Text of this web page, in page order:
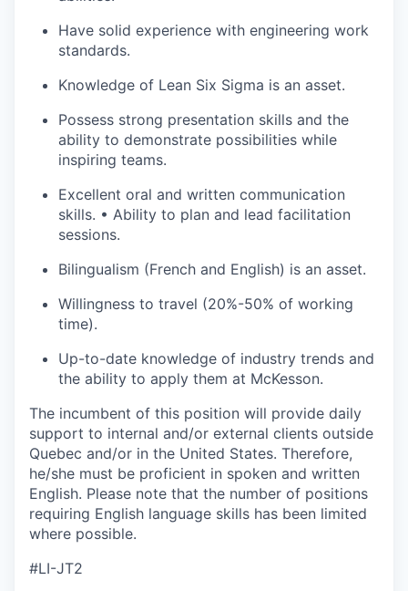
Have solid experience with engineering work
standards.
Knowledge of Lean Six Sigma is an asset.
Possess strong presentation skills and the
ability to demonstrate possibilities while
inspiring teams.
Excellent oral and written communication
skills. • Ability to plan and lead facilitation
sessions.
Bilingualism (French and English) is an asset.
Willingness to travel (20%-50% of working
time).
Up-to-date knowledge of industry trends and
the ability to apply them at McKesson.
The incumbent of this position will provide daily
support to internal and/or external clients outside
Quebec and/or in the United States. Therefore,
he/she must be proficient in spoken and written
English. Please note that the number of positions
requiring English language skills has been limited
where possible.
#LI-JT2